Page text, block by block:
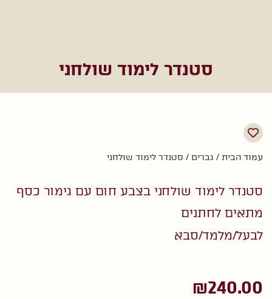
סטנדר לימוד שולחני
עמוד הבית / גברים / סטנדר לימוד שולחני
סטנדר לימוד שולחני בצבע חום עם גימור כסף
מתאים לחתנים
לבעל/מלמד/סבא
₪240.00